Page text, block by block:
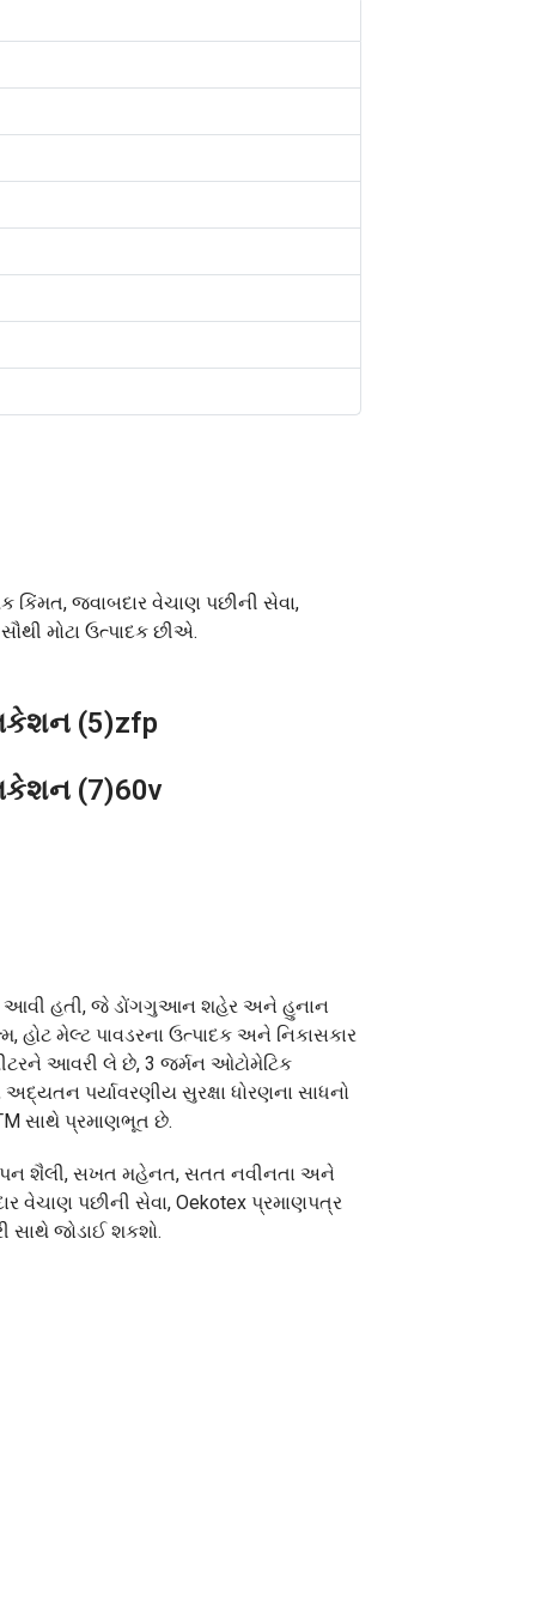
કિંમત, જવાબદાર વેચાણ પછીની સેવા,
મોટા ઉત્પાદક છીએ.
આવી હતી, જે ડોંગગુઆન શહેર અને હુનાન
હોટ મેલ્ટ પાવડરના ઉત્પાદક અને નિકાસકાર
આવરી લે છે, 3 જર્મન ઓટોમેટિક
પર્યાવરણીય સુરક્ષા ધોરણના સાધનો
સાથે પ્રમાણભૂત છે.
શૈલી, સખત મહેનત, સતત નવીનતા અને
વેચાણ પછીની સેવા, Oekotex પ્રમાણપત્ર
સાથે જોડાઈ શકશો.